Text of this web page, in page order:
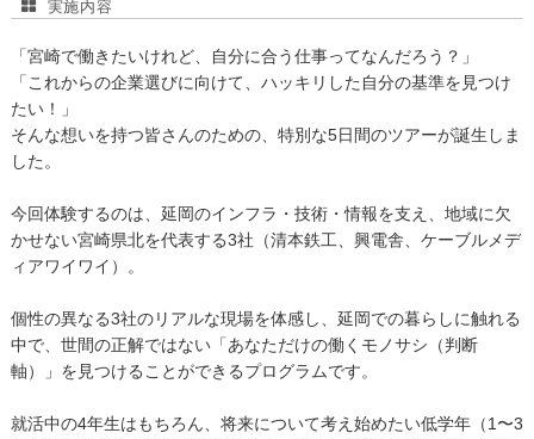
実施内容
「宮崎で働きたいけれど、自分に合う仕事ってなんだろう？」
「これからの企業選びに向けて、ハッキリした自分の基準を見つけ
たい！」
そんな想いを持つ皆さんのための、特別な5日間のツアーが誕生しま
した。
今回体験するのは、延岡のインフラ・技術・情報を支え、地域に欠
かせない宮崎県北を代表する3社（清本鉄工、興電舎、ケーブルメデ
ィアワイワイ）。
個性の異なる3社のリアルな現場を体感し、延岡での暮らしに触れる
中で、世間の正解ではない「あなただけの働くモノサシ（判断
軸）」を見つけることができるプログラムです。
就活中の4年生はもちろん、将来について考え始めたい低学年（1〜3